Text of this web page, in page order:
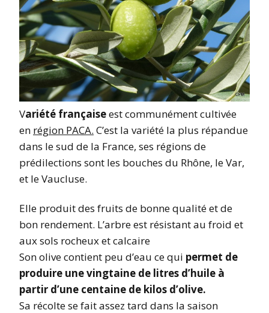
Variété françaiseest communément cultivée
en région PACA. C’est la variété la plus répandue
dans le sud de la France, ses régions de
prédilections sont les bouches du Rhône, le Var,
et le Vaucluse.
Elle produit des fruits de bonne qualité et de
bon rendement. L’arbre est résistant au froid et
aux sols rocheux et calcaire
Son olive contient peu d’eau ce qui permet de
produire une vingtaine de litres d’huile à
partir d’une centaine de kilos d’olive.
Sa récolte se fait assez tard dans la saison